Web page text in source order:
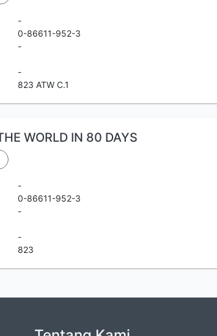
-
0-86611-952-3
-
-
823 ATW C.1
WORLD IN 80 DAYS
-
0-86611-952-3
-
-
823